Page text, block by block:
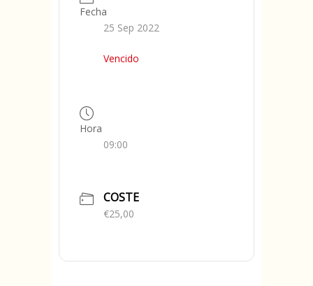
Fecha
25 Sep 2022
Vencido
Hora
09:00
COSTE
€25,00